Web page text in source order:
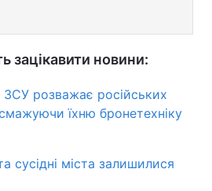
зацікавити новини:
розважає російських
їхню бронетехніку
сусідні міста залишилися